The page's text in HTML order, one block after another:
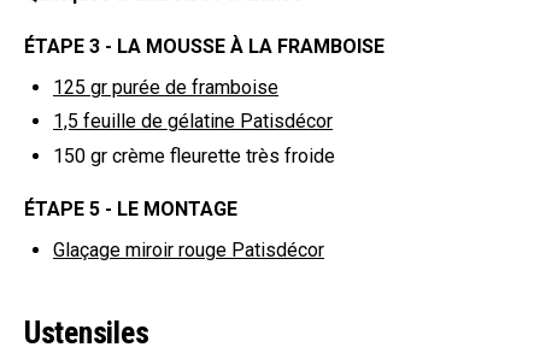
ÉTAPE 3 - LA MOUSSE À LA FRAMBOISE
125 gr purée de framboise
1,5 feuille de gélatine Patisdécor
150 gr crème fleurette très froide
ÉTAPE 5 - LE MONTAGE
Glaçage miroir rouge Patisdécor
Ustensiles